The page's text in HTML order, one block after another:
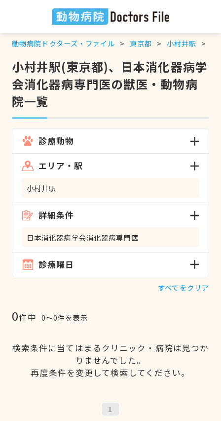
動物病院ドクターズ・ファイル 東京都 小村井駅
小村井駅(東京都)、日本消化器病学
会消化器病専門医の獣医・動物病
院一覧
診療動物
エリア・駅
小村井駅
詳細条件
日本消化器病学会消化器病専門医
診療曜日
すべてをクリア
0件中 0〜0件を表示
検索条件に当てはまるクリニック・病院は見つか
りませんでした。
再度条件を変更して検索してください。
1